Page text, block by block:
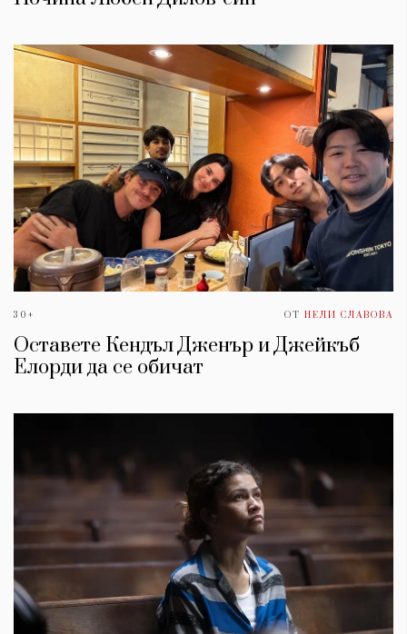
30+ ОТ НЕЛИ СЛАВОВА
Оставете Кендъл Дженър и Джейкъб
Елорди да се обичат